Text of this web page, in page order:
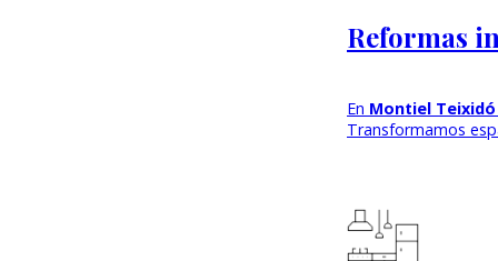
Reformas
En Montiel Teixidó
Transformamos